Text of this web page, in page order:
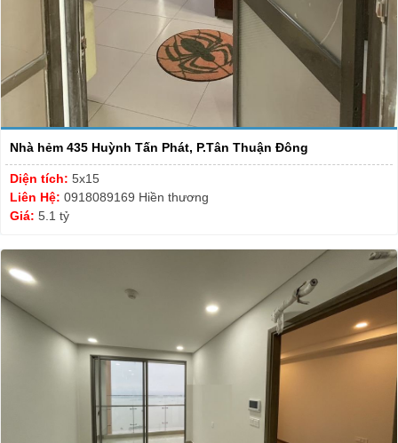
Nhà hẻm 435 Huỳnh Tấn Phát, P.Tân Thuận Đông
Diện tích: 5x15
Liên Hệ: 0918089169 Hiền thương
Giá: 5.1 tỷ